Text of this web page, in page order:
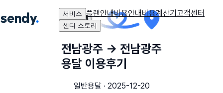
서비스 플랜안내비용안내비용계산기고객센터
센디 스토리
전남광주 → 전남광주
용달 이용후기
일반용달· 2025-12-20